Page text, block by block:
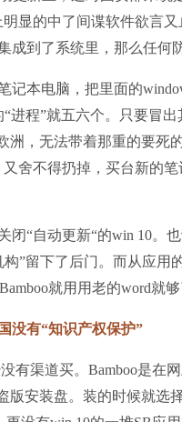
显的中了间谍软件欲言
成到了系统里，那么任何
记本电脑，把里面的
进程”就五六个。只要冒
洲，无法带着那重的要死
舍不得扔掉，买台新的
闭“自动更新“的win 10。
”留下了后门。而从应用
就用用老的word就够
没有“知识产权保护”
有渠道买。Bamboo是在
版安装盘。装的时候就选